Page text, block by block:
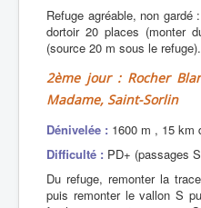
Refuge agréable, non
dortoir 20 places (monter
(source 20 m sous le refuge).
2ème jour : Rocher
Madame, Saint-Sorlin
Dénivelée : 1600 m , 15 km
Difficulté : PD+ (passages
Du refuge, remonter la
puis remonter le vallon S